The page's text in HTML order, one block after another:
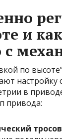
и
с
по
настройку
в
привода: